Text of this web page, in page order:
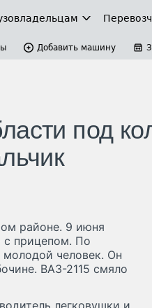
Добавить машину
под
районе. 9 июня
с прицепом. По
человек. Он
ВАЗ-2115 смяло